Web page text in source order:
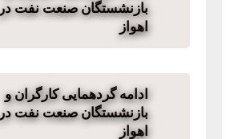
بازنشستگان صنعت نفت در
اهواز
ادامه گردهمایی کارگران و
بازنشستگان صنعت نفت در
اهواز